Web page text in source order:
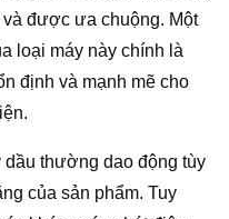
được ưa chuộng. Một
loại máy này chính là
định và mạnh mẽ cho
dầu thường dao động tùy
của sản phẩm. Tuy